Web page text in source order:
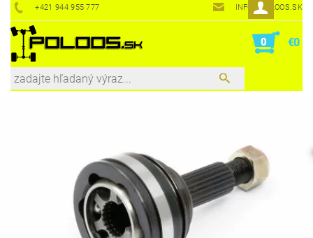
+421 944 955 777 INFO@POLOOS.SK
0 €0